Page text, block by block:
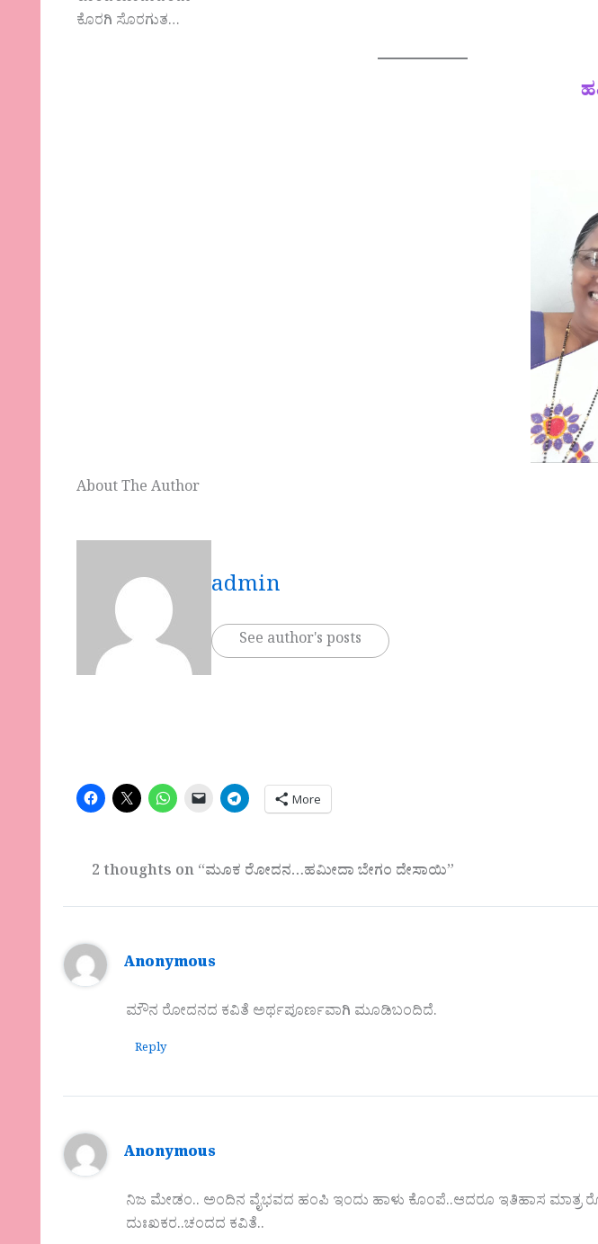
ಕೊರಗಿ ಸೊರಗುತ…
About The Author
admin
See author's posts
More
2 thoughts on “ಮೂಕ ರೋದನ…ಹಮೀದಾ ಬೇಗಂ ದೇಸಾಯಿ”
Anonymous
ಮೌನ ರೋದನದ ಕವಿತೆ ಅರ್ಥಪೂರ್ಣವಾಗಿ ಮೂಡಿಬಂದಿದೆ.
Reply
Anonymous
ನಿಜ ಮೇಡಂ.. ಅಂದಿನ ವೈಭವದ ಹಂಪಿ ಇಂದು ಹಾಳು ಕೊಂಪೆ..ಆದರೂ ಇತಿಹಾಸ ಮಾತ್ರ
ದುಃಖಕರ..ಚಂದದ ಕವಿತೆ..